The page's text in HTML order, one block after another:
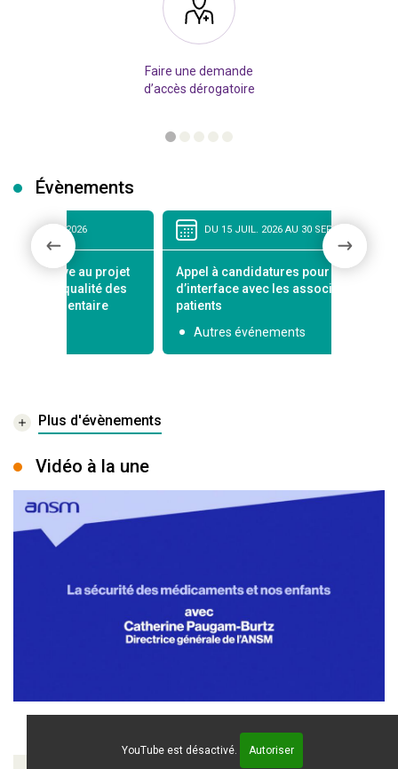
Faire une demande
d’accès dérogatoire
Évènements
projet
DU 15 JUIL. 2026 AU 30 SEPT. 2026
Appel à candidatures pour le comité
d’interface avec les associations de
patients
Autres événements
Plus d'évènements
Vidéo à la une
YouTube est désactivé. Autoriser